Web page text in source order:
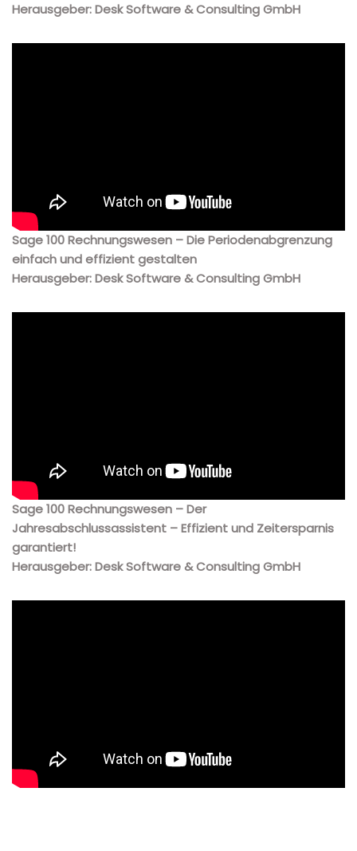
Herausgeber: Desk Software & Consulting GmbH
Sage 100 Rechnungswesen – Die Periodenabgrenzung
einfach und effizient gestalten
Herausgeber: Desk Software & Consulting GmbH
Sage 100 Rechnungswesen – Der
Jahresabschlussassistent – Effizient und Zeitersparnis
garantiert!
Herausgeber: Desk Software & Consulting GmbH